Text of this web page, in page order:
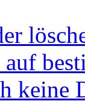
keine